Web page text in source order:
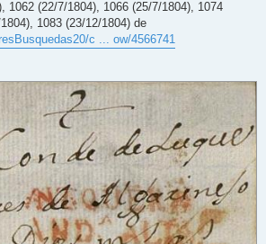
1062 (22/7/1804), 1066 (25/7/1804), 1074
1083 (23/12/1804) de
c ... ow/4566741